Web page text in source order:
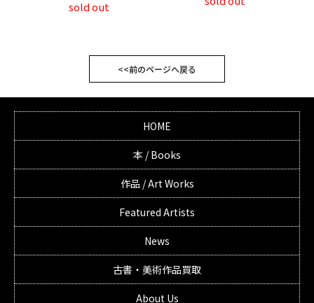
sold out
<<前のページへ戻る
HOME
本 / Books
作品 / Art Works
Featured Artists
News
古書・美術作品買取
About Us